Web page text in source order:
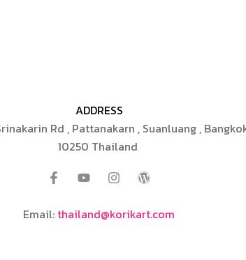
ADDRESS
Rd , Pattanakarn , Suanluang ,
10250 Thailand
Email: thailand@korikart.com